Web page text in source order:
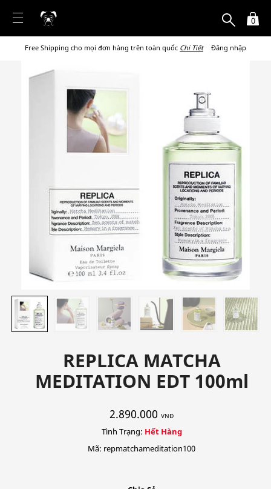
0
Free Shipping cho mọi đơn hàng trên toàn quốc Chi Tiết Đăng nhập
REPLICA MATCHA
MEDITATION EDT 100ml
2.890.000 VNĐ
Tình Trạng: Hết Hàng
Mã: repmatchameditation100